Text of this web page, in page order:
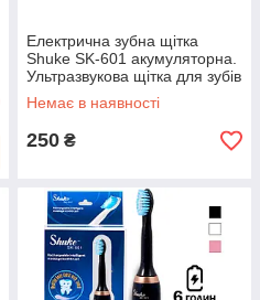
Електрична зубна щітка
Shuke SK-601 акумуляторна.
Ультразвукова щітка для зубів
+3 насадки (Рожева)
Немає в наявності
250 ₴